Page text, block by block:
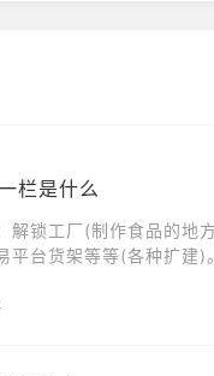
栏是什么
解锁工厂(制作食品的地
平台货架等等(各种扩建)